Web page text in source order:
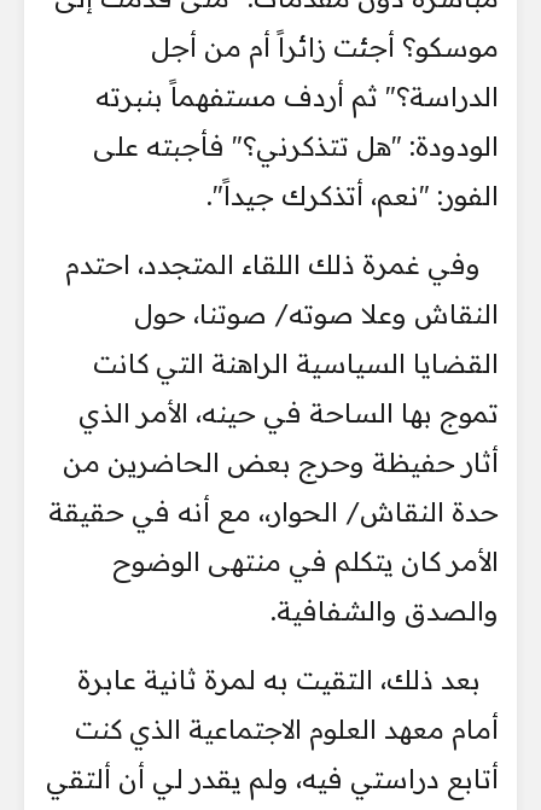
موسكو؟ أجئت زائراً أم من أجل
الدراسة؟" ثم أردف مستفهماً بنبرته
الودودة: "هل تتذكرني؟" فأجبته على
الفور: "نعم، أتذكرك جيداً".
وفي غمرة ذلك اللقاء المتجدد، احتدم
النقاش وعلا صوته/ صوتنا، حول
القضايا السياسية الراهنة التي كانت
تموج بها الساحة في حينه، الأمر الذي
أثار حفيظة وحرج بعض الحاضرين من
حدة النقاش/ الحوار،، مع أنه في حقيقة
الأمر كان يتكلم في منتهى الوضوح
والصدق والشفافية.
بعد ذلك، التقيت به لمرة ثانية عابرة
أمام معهد العلوم الاجتماعية الذي كنت
أتابع دراستي فيه، ولم يقدر لي أن ألتقي